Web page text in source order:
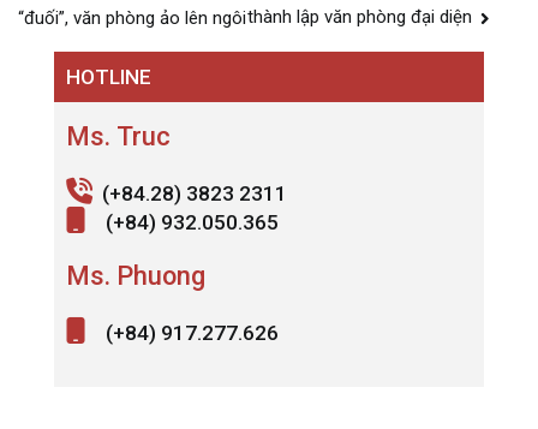
hướng
“đuối”, văn phòng ảo lên ngôithành lập văn phòng đại diện
HOTLINE
Ms. Truc
(+84.28) 3823 2311
(+84) 932.050.365
Ms. Phuong
(+84) 917.277.626